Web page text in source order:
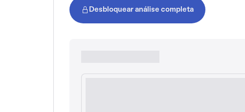
Desbloquear análise completa